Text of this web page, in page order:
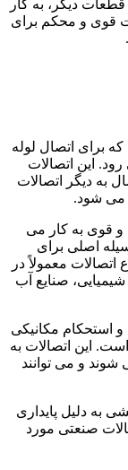
قطعات دیگر، به کار
قوی و محکم برای
برای اتصال لوله
این اتصالات
به دیگر اتصالات
می شود.
و قوی به کار می
اصلی برای
اتصالات معمولاً در
صنایع آب
و استحکام مکانیکی
این اتصالات به
شوند و می توانند
به دلیل پایداری
صنعتی مورد